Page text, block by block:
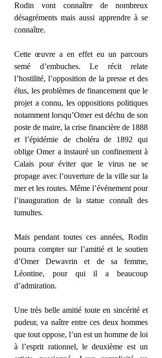
Rodin vont connaître de nombreux
désagréments mais aussi apprendre à se
connaître.
Cette œuvre a en effet eu un parcours
semé d’embuches. Le récit relate
l’hostilité, l’opposition de la presse et des
élus, les problèmes de financement que le
projet a connu, les oppositions politiques
notamment lorsqu’Omer est déchu de son
poste de maire, la crise financière de 1888
et l’épidémie de choléra de 1892 qui
oblige Omer a instauré un confinement à
Calais pour éviter que le virus ne se
propage avec l’ouverture de la ville sur la
mer et les routes. Même l’événement pour
l’inauguration de la statue connaît des
tumultes.
Mais pendant toutes ces années, Rodin
pourra compter sur l’amitié et le soutien
d’Omer Dewavrin et de sa femme,
Léontine, pour qui il a beaucoup
d’admiration.
Une très belle amitié toute en sincérité et
pudeur, va naître entre ces deux hommes
que tout oppose, l’un est un homme de loi
à l’esprit rationnel, le deuxième est un